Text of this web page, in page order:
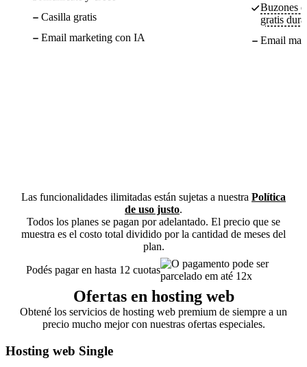
Casilla gratis
Email marketing con IA
Buzones
gratis
Email
Las funcionalidades ilimitadas están sujetas a nuestra Política
de uso justo.
Todos los planes se pagan por adelantado. El precio que se
muestra es el costo total dividido por la cantidad de meses del
plan.
Podés pagar en hasta 12 cuotas
Ofertas en hosting web
Obtené los servicios de hosting web premium de siempre a un
precio mucho mejor con nuestras ofertas especiales.
Hosting web Single